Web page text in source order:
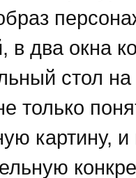
в два окна
стол
только
картину,